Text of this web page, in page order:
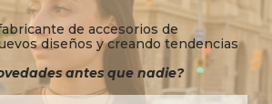
de accesorios de
diseños y creando tendencias
antes que nadie?